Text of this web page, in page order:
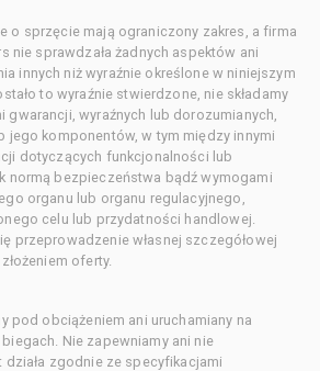
o sprzęcie mają ograniczony zakres, a firma
nie sprawdzała żadnych aspektów ani
innych niż wyraźnie określone w niniejszym
to wyraźnie stwierdzone, nie składamy
gwarancji, wyraźnych lub dorozumianych,
jego komponentów, w tym między innymi
dotyczących funkcjonalności lub
normą bezpieczeństwa bądź wymogami
organu lub organu regulacyjnego,
celu lub przydatności handlowej.
przeprowadzenie własnej szczegółowej
oferty.
pod obciążeniem ani uruchamiany na
Nie zapewniamy ani nie
działa zgodnie ze specyfikacjami